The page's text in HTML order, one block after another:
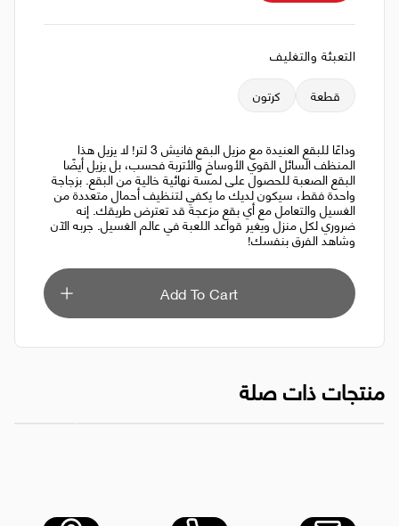
التعبئة والتغليف
قطعة
كرتون
وداعًا للبقع العنيدة مع مزيل البقع فانيش 3 لتر! لا يزيل هذا
المنظف السائل القوي الأوساخ والأتربة فحسب، بل يزيل أيضًا
البقع الصعبة للحصول على لمسة نهائية خالية من البقع. بزجاجة
واحدة فقط، سيكون لديك ما يكفي لتنظيف أحمال متعددة من
الغسيل والتعامل مع أي بقع مزعجة قد تعترض طريقك. إنه
ضروري لكل منزل ويغير قواعد اللعبة في عالم الغسيل. جربه الآن
وشاهد الفرق بنفسك!
Add To Cart
منتجات ذات صلة
كيس قمامة 110×130 سم، أسود، 15 كجم